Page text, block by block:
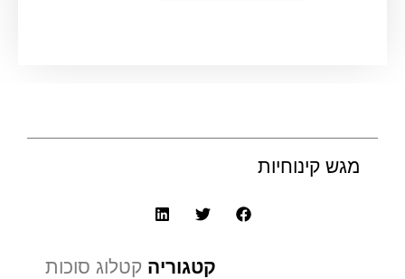
מגש קינוחיות
קטגוריה קטלוג סוכות